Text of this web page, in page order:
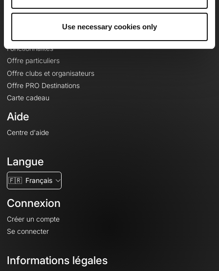
Use necessary cookies only
Fonctionnalités
Offre particuliers
Offre clubs et organisateurs
Offre PRO Destinations
Carte cadeau
Aide
Centre d'aide
Langue
🇫🇷 Français
Connexion
Créer un compte
Se connecter
Informations légales